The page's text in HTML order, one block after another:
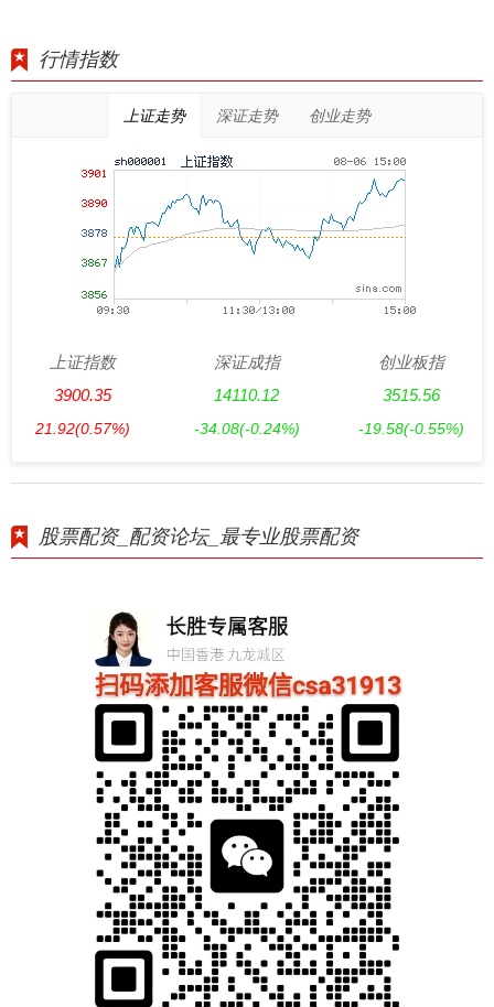
行情指数
上证走势 深证走势 创业走势
上证指数
3900.35
21.92(0.57%)
深证成指
14110.12
-34.08(-0.24%)
创业板指
3515.56
-19.58(-0.55%)
股票配资_配资论坛_最专业股票配资